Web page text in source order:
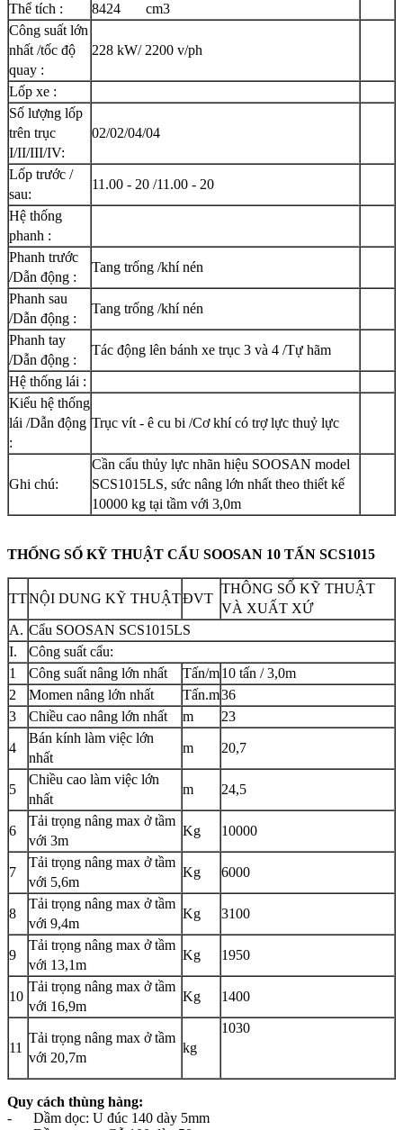
Thể tích :
8424 cm3
Công suất lớn
nhất /tốc độ
quay :
228 kW/ 2200 v/ph
Lốp xe :
Số lượng lốp
trên trục
I/II/III/IV:
02/02/04/04
Lốp trước /
sau:
11.00 - 20 /11.00 - 20
Hệ thống
phanh :
Phanh trước
/Dẫn động :
Tang trống /khí nén
Phanh sau
/Dẫn động :
Tang trống /khí nén
Phanh tay
/Dẫn động :
Tác động lên bánh xe trục 3 và 4 /Tự hãm
Hệ thống lái :
Kiểu hệ thống
lái /Dẫn động
:
Trục vít - ê cu bi /Cơ khí có trợ lực thuỷ lực
Ghi chú:
Cần cẩu thủy lực nhãn hiệu SOOSAN model
SCS1015LS, sức nâng lớn nhất theo thiết kế
10000 kg tại tầm với 3,0m
THỐNG SỐ KỸ THUẬT CẨU SOOSAN 10 TẤN SCS1015
TTNỘI DUNG KỸ THUẬTĐVT
THÔNG SỐ KỸ THUẬT
VÀ XUẤT XỨ
A. Cẩu SOOSAN SCS1015LS
I.
Công suất cẩu:
1
Công suất nâng lớn nhất Tấn/m10 tấn / 3,0m
2
Momen nâng lớn nhất Tấn.m36
3
Chiều cao nâng lớn nhất m 23
4
Bán kính làm việc lớn
nhất
m 20,7
5
Chiều cao làm việc lớn
nhất
m 24,5
6
Tải trọng nâng max ở tầm
với 3m
Kg 10000
7
Tải trọng nâng max ở tầm
với 5,6m
Kg 6000
8
Tải trọng nâng max ở tầm
với 9,4m
Kg 3100
9
Tải trọng nâng max ở tầm
với 13,1m
Kg 1950
10
Tải trọng nâng max ở tầm
với 16,9m
Kg 1400
11
Tải trọng nâng max ở tầm
với 20,7m
kg
1030
Quy cách thùng hàng:
- Dầm dọc: U đúc 140 dày 5mm